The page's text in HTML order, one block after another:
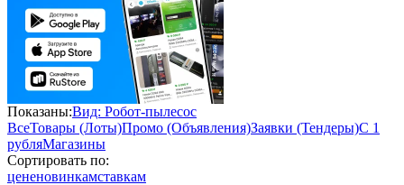
Показаны:Вид: Робот-пылесос
ВсеТовары (Лоты)Промо (Объявления)Заявки (Тендеры)С 1
рубляМагазины
Сортировать по:
цененовинкамставкам